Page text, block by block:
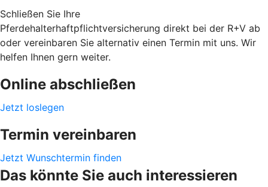
Schließen Sie Ihre
Pferdehalterhaftpflichtversicherung direkt bei der R+V ab
oder vereinbaren Sie alternativ einen Termin mit uns. Wir
helfen Ihnen gern weiter.
Online abschließen
Jetzt loslegen
Termin vereinbaren
Jetzt Wunschtermin finden
Das könnte Sie auch interessieren